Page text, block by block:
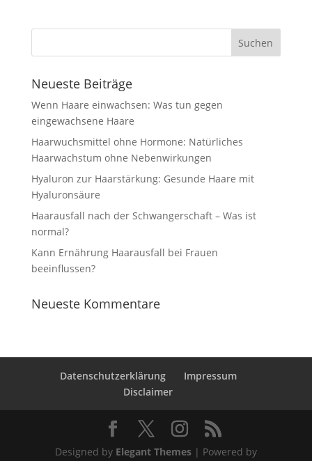
Neueste Beiträge
Wenn Haare einwachsen: Was tun gegen
eingewachsene Haare
Haarwuchsmittel ohne Hormone: Natürliches
Haarwachstum ohne Nebenwirkungen
Hyaluron zur Haarstärkung: Gesunde Haare mit
Hyaluronsäure
Haarausfall nach der Schwangerschaft – Was ist
normal?
Kann Ernährung Haarausfall bei Frauen
beeinflussen?
Neueste Kommentare
Datenschutzerklärung
Impressum
Disclaimer
Designed by Elegant Themes| Powered by